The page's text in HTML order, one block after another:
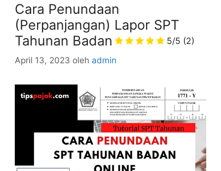
Cara Penundaan
(Perpanjangan) Lapor SPT
Tahunan Badan
5/5 (2)
April 13, 2023 oleh admin